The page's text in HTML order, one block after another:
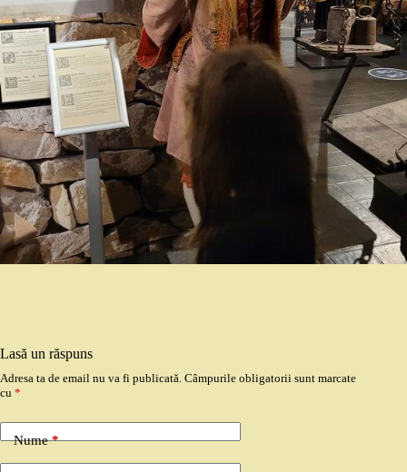
Lasă un răspuns
Adresa ta de email nu va fi publicată. Câmpurile obligatorii sunt marcate
cu *
Nume*